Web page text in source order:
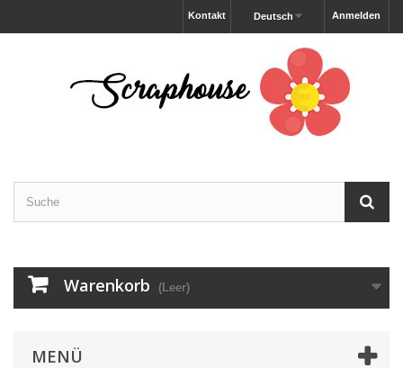
Anmelden
Deutsch
Kontakt
Warenkorb (Leer)
MENÜ